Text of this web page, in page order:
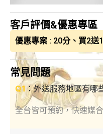
客戶評價&優惠專區
優惠專案 : 20分、買2送1
常見問題
Q1 ：外送服務地區有哪
全台皆可預約，快速媒